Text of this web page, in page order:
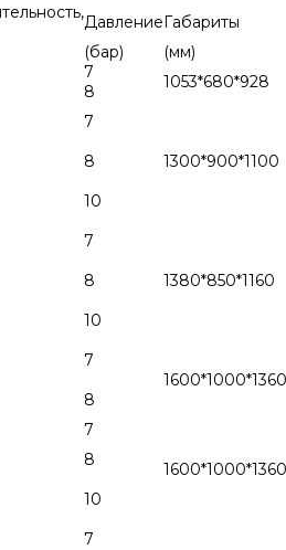
ДавлениеГабариты
(бар)
(мм)
7 1053*680*928
8
7
1300*900*1100
8
10
7
1380*850*1160
8
10
7
1600*1000*1360
8
7
1600*1000*1360
8
10
7